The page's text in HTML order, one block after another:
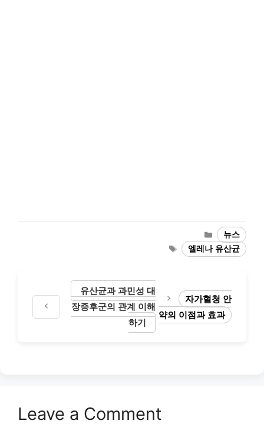
Categories
뉴스
Tags엘레나 유산균
유산균과 과민성 대
장증후군의 관계 이해
하기
자가혈청 안
약의 이점과 효과
Leave a Comment